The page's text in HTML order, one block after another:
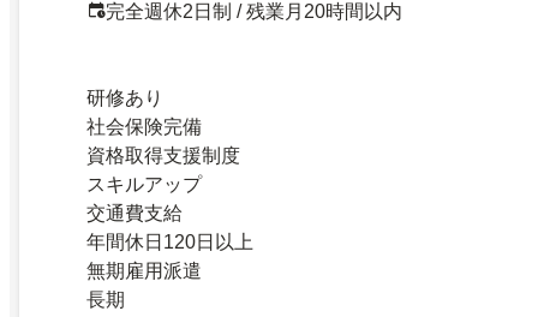
完全週休2日制 / 残業月20時間以内
研修あり
社会保険完備
資格取得支援制度
スキルアップ
交通費支給
年間休日120日以上
無期雇用派遣
長期